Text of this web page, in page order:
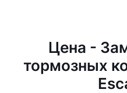
Цена -
тормозных